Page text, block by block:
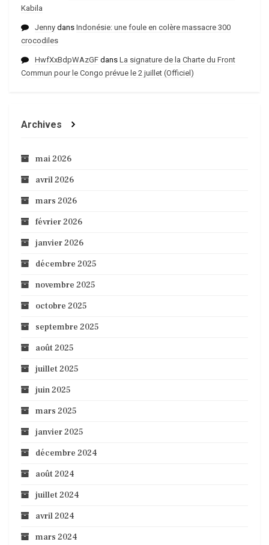
Kabila
Jenny dans Indonésie: une foule en colère massacre 300
crocodiles
HwfXxBdpWAzGF dans La signature de la Charte du Front
Commun pour le Congo prévue le 2 juillet (Officiel)
Archives
mai 2026
avril 2026
mars 2026
février 2026
janvier 2026
décembre 2025
novembre 2025
octobre 2025
septembre 2025
août 2025
juillet 2025
juin 2025
mars 2025
janvier 2025
décembre 2024
août 2024
juillet 2024
avril 2024
mars 2024